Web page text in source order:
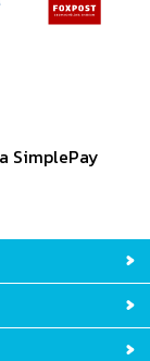
SimplePay